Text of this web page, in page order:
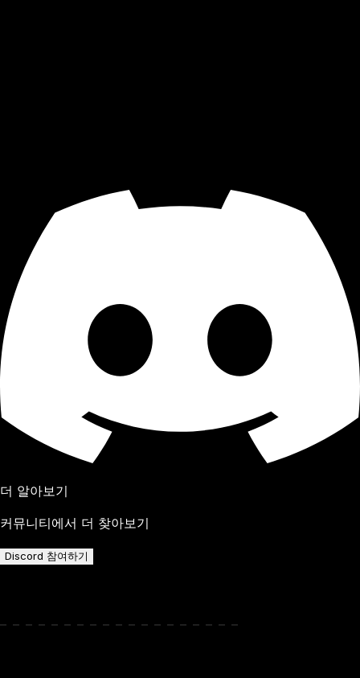
더 알아보기
커뮤니티에서 더 찾아보기
Discord 참여하기